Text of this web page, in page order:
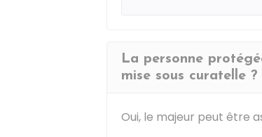
La personne
mise sous curatelle ?
Oui, le majeur peut être